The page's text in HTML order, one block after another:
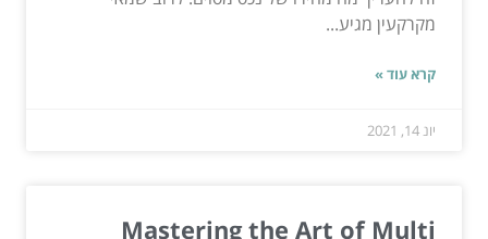
מקרקעין מגיע...
קרא עוד »
יונ 14, 2021
Mastering the Art of Multi